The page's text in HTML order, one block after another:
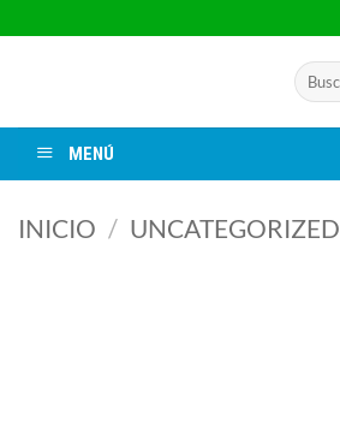
al
Buscar
por:
MENÚ
INICIO / UNCATEGORIZED